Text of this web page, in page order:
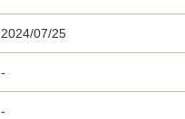
2024/07/25
-
-